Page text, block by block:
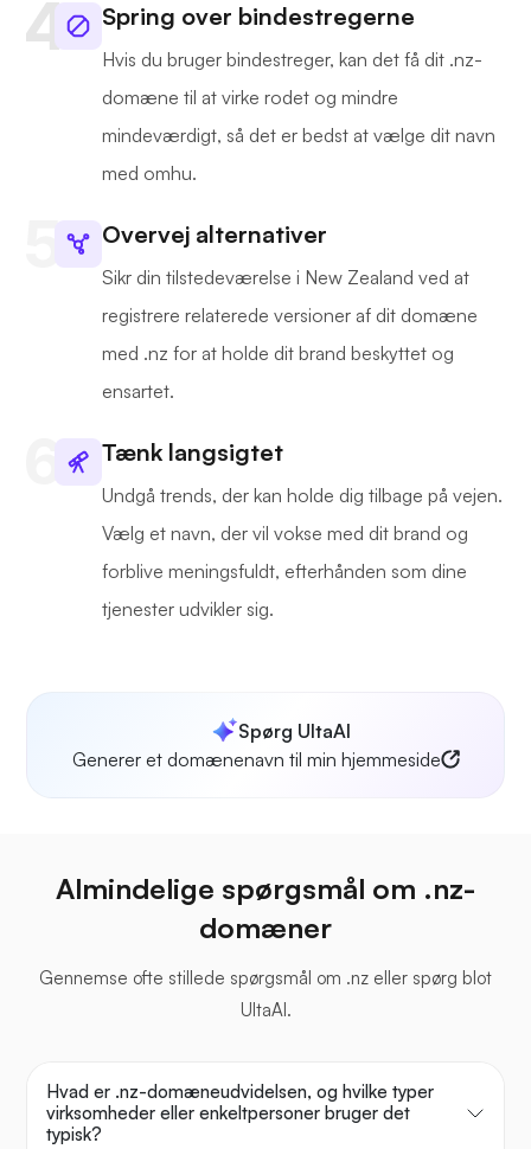
Spring over bindestregerne
Hvis du bruger bindestreger, kan det få dit .nz-
domæne til at virke rodet og mindre
mindeværdigt, så det er bedst at vælge dit navn
med omhu.
Overvej alternativer
Sikr din tilstedeværelse i New Zealand ved at
registrere relaterede versioner af dit domæne
med .nz for at holde dit brand beskyttet og
ensartet.
Tænk langsigtet
Undgå trends, der kan holde dig tilbage på vejen.
Vælg et navn, der vil vokse med dit brand og
forblive meningsfuldt, efterhånden som dine
tjenester udvikler sig.
Spørg UltaAI
Generer et domænenavn til min hjemmeside
Almindelige spørgsmål om .nz-
domæner
Gennemse ofte stillede spørgsmål om .nz eller spørg blot
UltaAI.
Hvad er .nz-domæneudvidelsen, og hvilke typer
virksomheder eller enkeltpersoner bruger det
typisk?